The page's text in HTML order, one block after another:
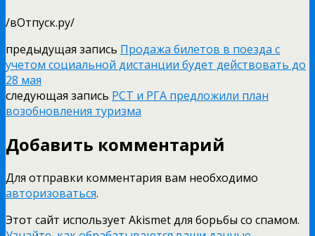
/вОтпуск.ру/
предыдущая запись Продажа билетов в поезда с
учетом социальной дистанции будет действовать до
28 мая
следующая запись РСТ и РГА предложили план
возобновления туризма
Добавить комментарий
Для отправки комментария вам необходимо
авторизоваться.
Этот сайт использует Akismet для борьбы со спамом.